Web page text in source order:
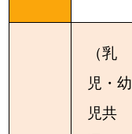
（乳
児・幼
児共